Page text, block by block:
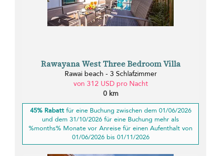
Rawayana West Three Bedroom Villa
Rawai beach - 3 Schlafzimmer
von 312 USD pro Nacht
0 km
45% Rabattfür eine Buchung zwischen dem 01/06/2026
und dem 31/10/2026 für eine Buchung mehr als
%months% Monate vor Anreise für einen Aufenthalt von
01/06/2026 bis 01/11/2026